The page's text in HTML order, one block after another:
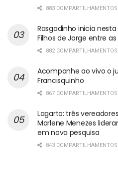
883 COMPARTILHAMENTOS
Rasgadinho inicia
Filhos de Jorge entre
882 COMPARTILHAMENTOS
Acompanhe ao vivo o
Francisquinho
867 COMPARTILHAMENTOS
Lagarto: três
Marlene Menezes
em nova pesquisa
843 COMPARTILHAMENTOS